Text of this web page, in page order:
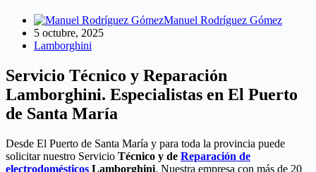
Manuel Rodríguez Gómez
5 octubre, 2025
Lamborghini
Servicio Técnico y Reparación
Lamborghini. Especialistas en El Puerto
de Santa María
Desde El Puerto de Santa María y para toda la provincia puede
solicitar nuestro Servicio Técnico y de Reparación de
electrodomésticos Lamborghini. Nuestra empresa con más de 20